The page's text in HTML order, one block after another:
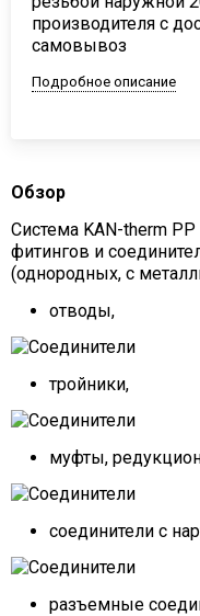
производителя с
самовывоз
Подробное описание
Обзор
Система KAN-therm
фитингов и
(однородных, с
отводы,
тройники,
муфты,
соединители с
разъемные